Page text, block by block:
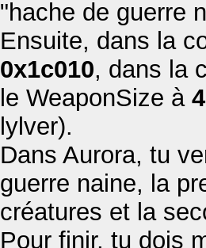
"hache de guerre
Ensuite, dans la
0x1c010, dans la
le WeaponSize à 4
lylver).
Dans Aurora, tu
guerre naine, la
créatures et la
Pour finir, tu dois